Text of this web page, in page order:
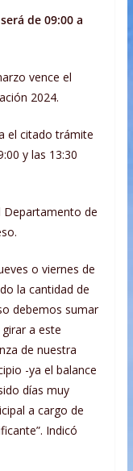
de 09:00 a
vence el
2024.
el citado trámite
y las 13:30
Departamento de
o viernes de
la cantidad de
debemos sumar
a este
de nuestra
-ya el balance
días muy
a cargo de
Indicó